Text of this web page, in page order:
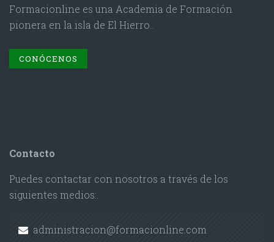
Formacionline es una Academia de Formación
pionera en la isla de El Hierro..
CONÓCENOS
Contacto
Puedes contactar con nosotros a través de los
siguientes medios:.
administracion@formacionline.com